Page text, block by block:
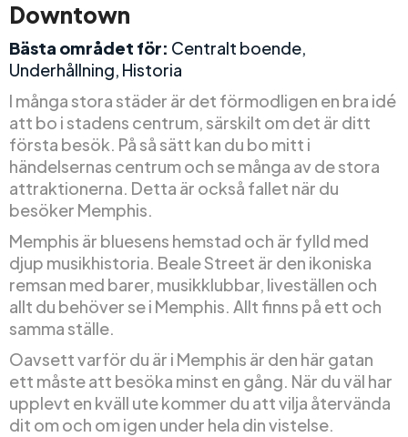
Downtown
Bästa området för: Centralt boende,
Underhållning, Historia
I många stora städer är det förmodligen en bra idé
att bo i stadens centrum, särskilt om det är ditt
första besök. På så sätt kan du bo mitt i
händelsernas centrum och se många av de stora
attraktionerna. Detta är också fallet när du
besöker Memphis.
Memphis är bluesens hemstad och är fylld med
djup musikhistoria. Beale Street är den ikoniska
remsan med barer, musikklubbar, liveställen och
allt du behöver se i Memphis. Allt finns på ett och
samma ställe.
Oavsett varför du är i Memphis är den här gatan
ett måste att besöka minst en gång. När du väl har
upplevt en kväll ute kommer du att vilja återvända
dit om och om igen under hela din vistelse.